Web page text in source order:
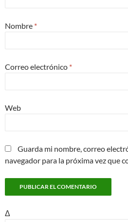
Nombre *
Correo electrónico *
Web
Guarda mi nombre, correo
navegador para la próxima vez que
Δ